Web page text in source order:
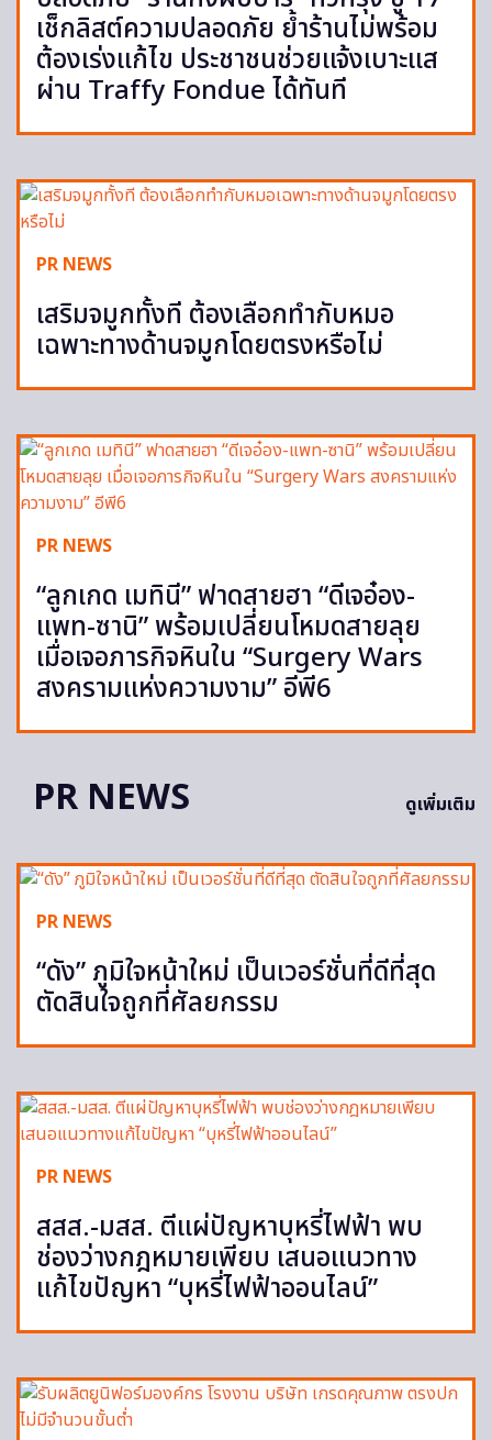
เช็กลิสต์ความปลอดภัย ย้ำร้านไม่พร้อม
ต้องเร่งแก้ไข ประชาชนช่วยแจ้งเบาะแส
ผ่าน Traffy Fondue ได้ทันที
PR NEWS
เสริมจมูกทั้งที ต้องเลือกทำกับหมอ
เฉพาะทางด้านจมูกโดยตรงหรือไม่
PR NEWS
“ลูกเกด เมทินี” ฟาดสายฮา “ดีเจอ๋อง-
แพท-ซานิ” พร้อมเปลี่ยนโหมดสายลุย
เมื่อเจอภารกิจหินใน “Surgery Wars
สงครามแห่งความงาม” อีพี6
PR NEWS ดูเพิ่มเติม
PR NEWS
“ดัง” ภูมิใจหน้าใหม่ เป็นเวอร์ชั่นที่ดีที่สุด
ตัดสินใจถูกที่ศัลยกรรม
PR NEWS
สสส.-มสส. ตีแผ่ปัญหาบุหรี่ไฟฟ้า พบ
ช่องว่างกฎหมายเพียบ เสนอแนวทาง
แก้ไขปัญหา “บุหรี่ไฟฟ้าออนไลน์”